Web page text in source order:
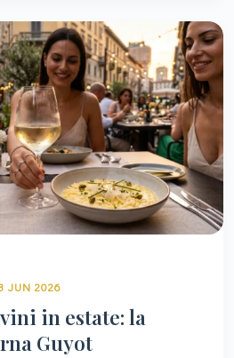
JUN 2026
in estate: la
Guyot